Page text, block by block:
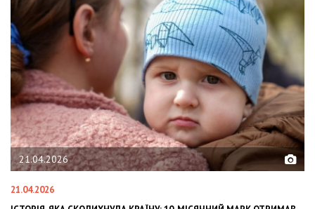
21.04.2026
21.04.2026